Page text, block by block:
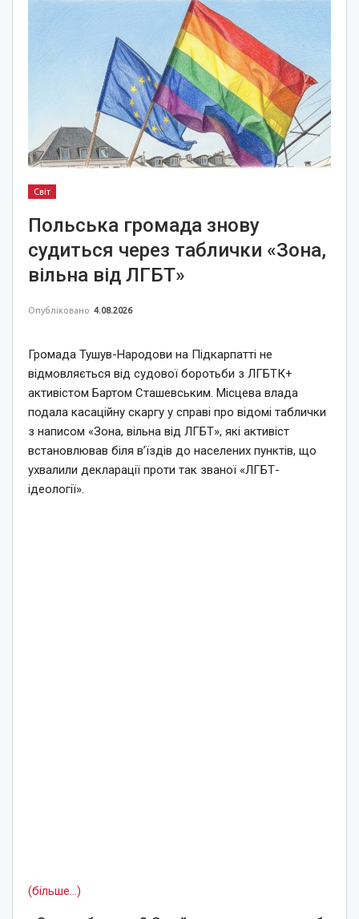
Світ
Польська громада знову
судиться через таблички «Зона,
вільна від ЛГБТ»
Опубліковано 4.08.2026
Громада Тушув-Народови на Підкарпатті не
відмовляється від судової боротьби з ЛГБТК+
активістом Бартом Сташевським. Місцева влада
подала касаційну скаргу у справі про відомі таблички
з написом «Зона, вільна від ЛГБТ», які активіст
встановлював біля в’їздів до населених пунктів, що
ухвалили декларації проти так званої «ЛГБТ-
ідеології».
(більше…)